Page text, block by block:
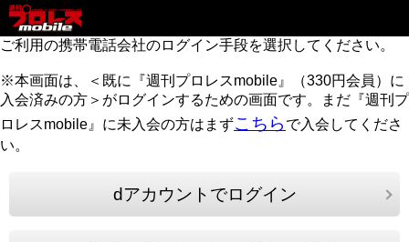
ご利用の携帯電話会社のログイン手段を選択してください。
※本画面は、＜既に『週刊プロレスmobile』（330円会員）に
入会済みの方＞がログインするための画面です。まだ『週刊プ
ロレスmobile』に未入会の方はまずこちら で入会してくださ
い。
dアカウントでログイン